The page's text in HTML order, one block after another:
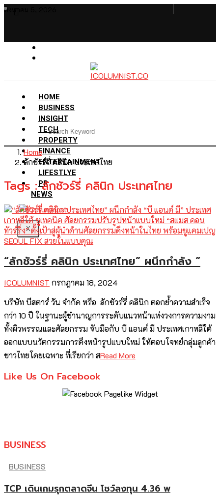
สิงหาคม 5, 2026
HOME
BUSINESS
INSIGHT
TECH
PROPERTY
FINANCE
ENTERTAINMENT
LIFESTLYE
PR
NEWS
X
Home
ลักชัวร์รี่ คลินิก ประเทศไทย
Tags : ลักชัวร์รี่ คลินิก ประเทศไทย
“ลักชัวร์รี่ คลินิก ประเทศไทย” ผนึกกำลัง “
ICOLUMNIST กรกฎาคม 18, 2024
บริษัท บีสตาร์ วัน จำกัด หรือ ลักชัวร์รี่ คลินิก ตอกย้ำความสำเร็จ
กว่า 10 ปี ในฐานะผู้ชำนาญการระดับแนวหน้าแห่งวงการความงาม
ทั้งผิวพรรณและศัลยกรรม จับมือกับ บี แอนด์ มี ประเทศเกาหลีใต้
ออกแบบนวัตกรรมการดึงหน้ารูปแบบใหม่ ให้ตอบโจทย์กลุ่มลูกค้า
ชาวไทยโดยเฉพาะ ที่เรียกว่า สRead More
Like Us On Facebook
BUSINESS
BUSINESS
TCP เดินเกมรุกตลาดจีน โชว์ลงทุน 4.36 พ